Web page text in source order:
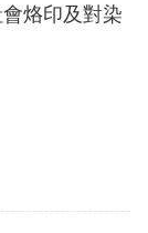
烙印及對染